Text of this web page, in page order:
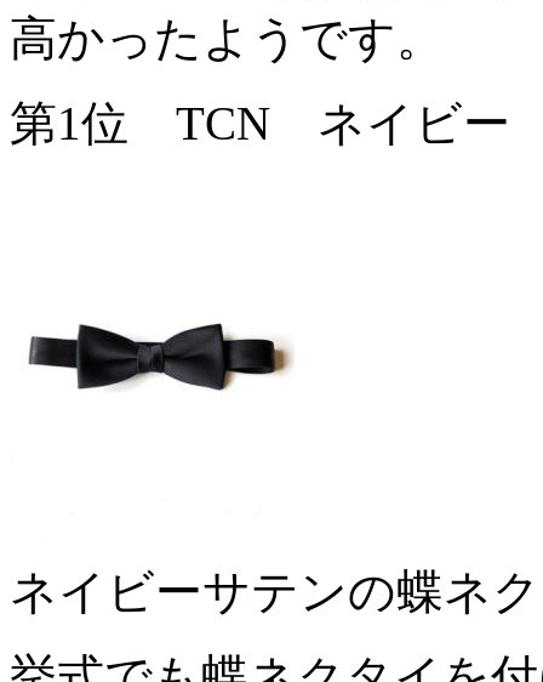
高かったようです。
第1位 TCN ネイビー
ネイビーサテンの蝶ネ